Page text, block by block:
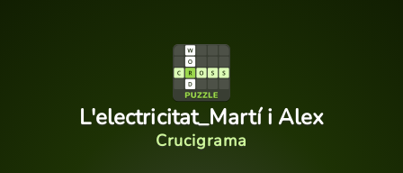
L'electricitat_Martí i Alex
Crucigrama